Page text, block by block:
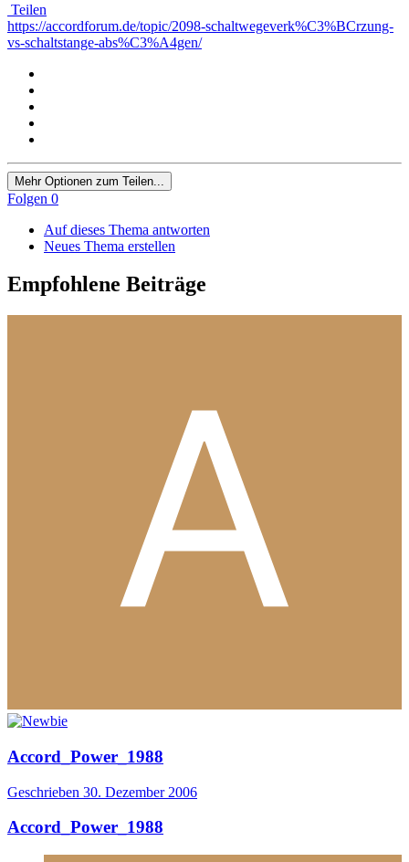
Teilen
https://accordforum.de/topic/2098-schaltwegeverk%C3%BCrzung-
vs-schaltstange-abs%C3%A4gen/
Mehr Optionen zum Teilen...
Folgen 0
Auf dieses Thema antworten
Neues Thema erstellen
Empfohlene Beiträge
Accord_Power_1988
Geschrieben 30. Dezember 2006
Accord_Power_1988